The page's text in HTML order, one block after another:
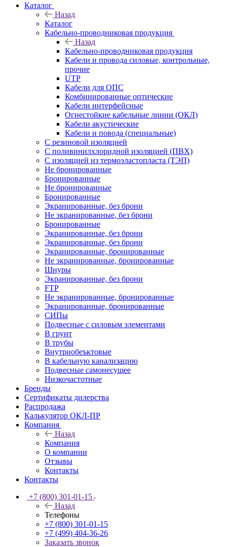
Каталог
Назад
Каталог
Кабельно-проводниковая продукция
Назад
Кабельно-проводниковая продукция
Кабели и провода силовые, контрольные,
прочие
UTP
Кабели для ОПС
Комбинированные оптические
Кабели интерфейсные
Огнестойкие кабельные линии (ОКЛ)
Кабели акустические
Кабели и повода (специальные)
С резиновой изоляцией
С поливинилхлоридной изоляцией (ПВХ)
С изоляцией из термоэластопласта (ТЭП)
Не бронированные
Бронированные
Не бронированные
Бронированные
Экранированные, без брони
Не экранированные, без брони
Бронированные
Экранированные, без брони
Экранированные, без брони
Экранированные, бронированные
Не экранированные, бронированные
Шнуры
Экранированные, без брони
FTP
Не экранированные, бронированные
Экранированные, бронированные
СИПы
Подвесные с силовым элементами
В грунт
В трубы
Внутриобеъктовые
В кабельную канализацию
Подвесные самонесущее
Низкочастотные
Бренды
Сертификаты дилерства
Распродажа
Калькулятор ОКЛ-ПР
Компания
Назад
Компания
О компании
Отзывы
Контакты
Контакты
+7 (800) 301-01-15
Назад
Телефоны
+7 (800) 301-01-15
+7 (499) 404-36-26
Заказать звонок